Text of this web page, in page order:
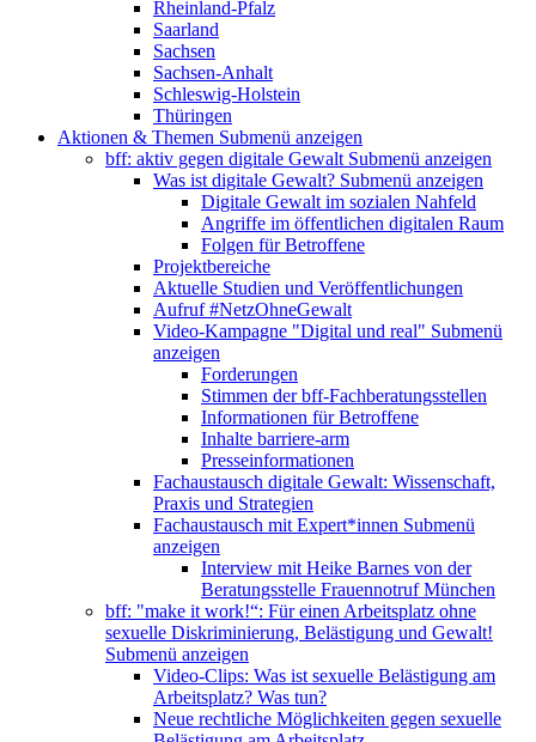
Rheinland-Pfalz
Saarland
Sachsen
Sachsen-Anhalt
Schleswig-Holstein
Thüringen
Aktionen & Themen Submenü anzeigen
bff: aktiv gegen digitale Gewalt Submenü anzeigen
Was ist digitale Gewalt? Submenü anzeigen
Digitale Gewalt im sozialen Nahfeld
Angriffe im öffentlichen digitalen Raum
Folgen für Betroffene
Projektbereiche
Aktuelle Studien und Veröffentlichungen
Aufruf #NetzOhneGewalt
Video-Kampagne "Digital und real" Submenü
anzeigen
Forderungen
Stimmen der bff-Fachberatungsstellen
Informationen für Betroffene
Inhalte barriere-arm
Presseinformationen
Fachaustausch digitale Gewalt: Wissenschaft,
Praxis und Strategien
Fachaustausch mit Expert*innen Submenü
anzeigen
Interview mit Heike Barnes von der
Beratungsstelle Frauennotruf München
bff: "make it work!“: Für einen Arbeitsplatz ohne
sexuelle Diskriminierung, Belästigung und Gewalt!
Submenü anzeigen
Video-Clips: Was ist sexuelle Belästigung am
Arbeitsplatz? Was tun?
Neue rechtliche Möglichkeiten gegen sexuelle